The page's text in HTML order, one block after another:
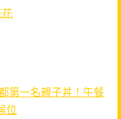
第一名親子丼！午餐
位